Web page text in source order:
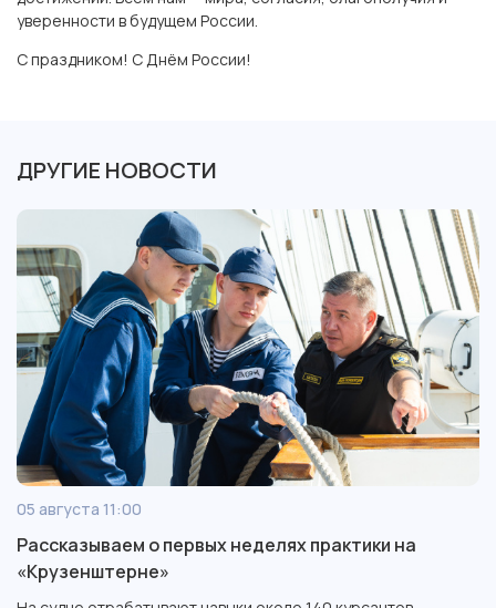
уверенности в будущем России.
С праздником! С Днём России!
ДРУГИЕ НОВОСТИ
05 августа 11:00
Рассказываем о первых неделях практики на
«Крузенштерне»